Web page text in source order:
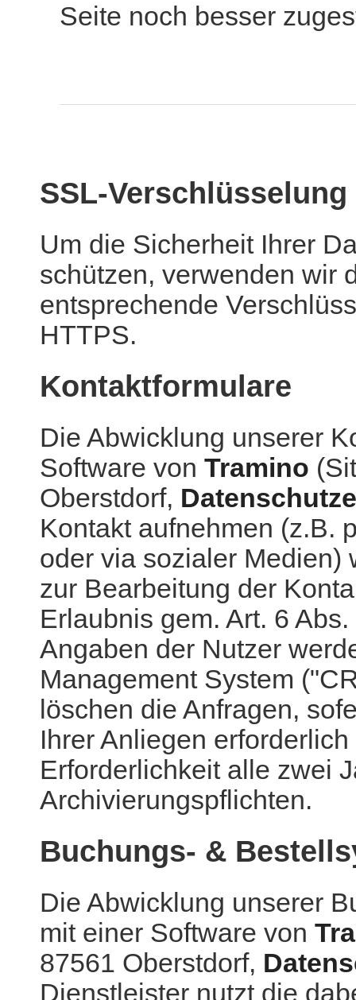
Seite noch besser
SSL-Verschlüsselung
Um die Sicherheit Ihrer
schützen, verwenden wir
entsprechende
HTTPS.
Kontaktformulare
Die Abwicklung unserer
Software von Tramino
Oberstdorf,
Kontakt aufnehmen (z.B.
oder via sozialer Medien)
zur Bearbeitung der
Erlaubnis gem. Art. 6
Angaben der Nutzer
Management System
löschen die Anfragen,
Ihrer Anliegen
Erforderlichkeit alle zwei
Archivierungspflichten.
Buchungs- &
Die Abwicklung unserer
mit einer Software von
87561 Oberstdorf,
Dienstleister nutzt die